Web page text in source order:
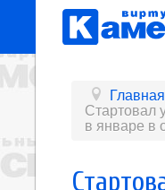
Главная
Стартовал
в январе в